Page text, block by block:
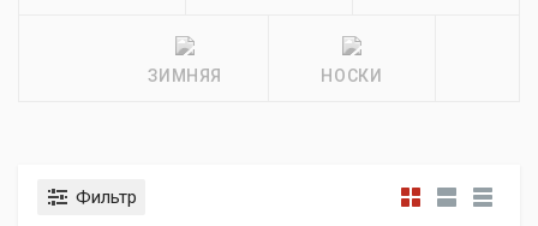
ЗИМНЯЯ НОСКИ
Фильтр